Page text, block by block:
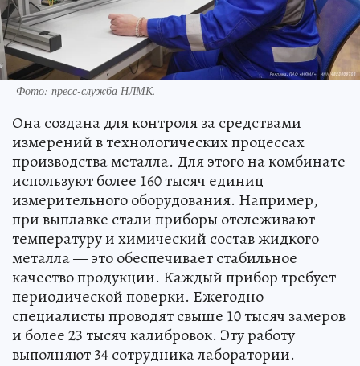
Фото: пресс-служба НЛМК.
Она создана для контроля за средствами
измерений в технологических процессах
производства металла. Для этого на комбинате
используют более 160 тысяч единиц
измерительного оборудования. Например,
при выплавке стали приборы отслеживают
температуру и химический состав жидкого
металла — это обеспечивает стабильное
качество продукции. Каждый прибор требует
периодической поверки. Ежегодно
специалисты проводят свыше 10 тысяч замеров
и более 23 тысяч калибровок. Эту работу
выполняют 34 сотрудника лаборатории.